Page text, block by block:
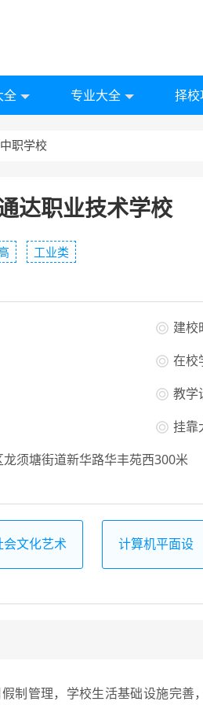
全 专业大全 择
职学校
达职业技术学校
工业类
建校
在校
教学
挂靠
须塘街道新华路华丰苑西300米
会文化艺术
计算机平面设
管理，学校生活基础设施完善